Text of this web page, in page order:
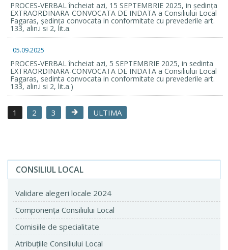
PROCES-VERBAL încheiat azi, 15 SEPTEMBRIE 2025, in ședința
EXTRAORDINARA-CONVOCATA DE INDATA a Consiliului Local
Fagaras, ședința convocata in conformitate cu prevederile art.
133, alin.i si 2, lit.a.
05.09.2025
PROCES-VERBAL încheiat azi, 5 SEPTEMBRIE 2025, in sedinta
EXTRAORDINARA-CONVOCATA DE INDATA a Consiliului Local
Fagaras, sedinta convocata in conformitate cu prevederile art.
133, alin.i si 2, lit.a.)
1 2 3 ULTIMA
CONSILIUL LOCAL
Validare alegeri locale 2024
Componenţa Consiliului Local
Comisiile de specialitate
Atribuţiile Consiliului Local